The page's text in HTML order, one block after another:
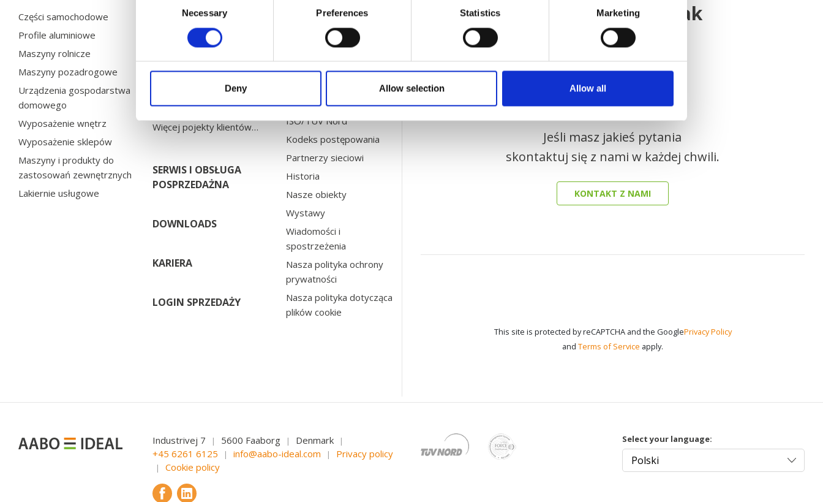
Necessary Preferences Statistics Marketing
Deny Allow selection Allow all
Części samochodowe
Profile aluminiowe
Maszyny rolnicze
Maszyny pozadrogowe
Urządzenia gospodarstwa
domowego
Wyposażenie wnętrz
Wyposażenie sklepów
Maszyny i produkty do
zastosowań zewnętrznych
Lakiernie usługowe
Electrolux
Husqvarna
Więcej pojekty klientów…
SERWIS I OBSŁUGA
POSPRZEDAŻNA
DOWNLOADS
KARIERA
LOGIN SPRZEDAŻY
GO GREENER
ISO/TÜV Nord
Kodeks postępowania
Partnerzy sieciowi
Historia
Nasze obiekty
Wystawy
Wiadomości i
spostrzeżenia
Nasza polityka ochrony
prywatności
Nasza polityka dotycząca
plików cookie
Ponieważwiemy jak
Jeśli masz jakieś pytania
skontaktuj się z nami w każdej chwili.
KONTAKT Z NAMI
This site is protected by reCAPTCHA and the GooglePrivacy Policy
and Terms of Service apply.
Industrivej 7 | 5600 Faaborg | Denmark |
+45 6261 6125 | info@aabo-ideal.com | Privacy policy
| Cookie policy
Select your language: